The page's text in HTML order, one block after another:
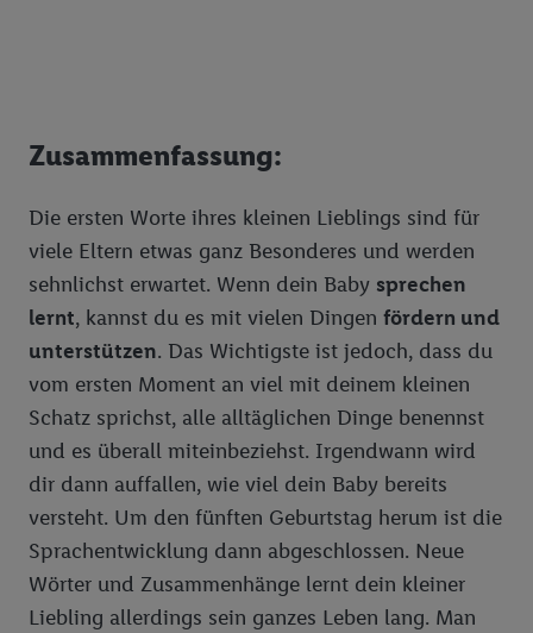
Zusammenfassung:
Die ersten Worte ihres kleinen Lieblings sind für
viele Eltern etwas ganz Besonderes und werden
sehnlichst erwartet. Wenn dein Baby sprechen
lernt, kannst du es mit vielen Dingen fördern und
unterstützen. Das Wichtigste ist jedoch, dass du
vom ersten Moment an viel mit deinem kleinen
Schatz sprichst, alle alltäglichen Dinge benennst
und es überall miteinbeziehst. Irgendwann wird
dir dann auffallen, wie viel dein Baby bereits
versteht. Um den fünften Geburtstag herum ist die
Sprachentwicklung dann abgeschlossen. Neue
Wörter und Zusammenhänge lernt dein kleiner
Liebling allerdings sein ganzes Leben lang. Man